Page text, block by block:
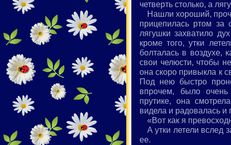
четверть столько, а
Нашли хороший,
прицепилась ртом за
лягушки захватило
кроме того, утки
болталась в воздухе,
свои челюсти, чтобы
она скоро привыкла к
Под нею быстро
впрочем, было очень
прутике, она
видела и радовалась и
«Вот как я
А утки летели вслед
ее.